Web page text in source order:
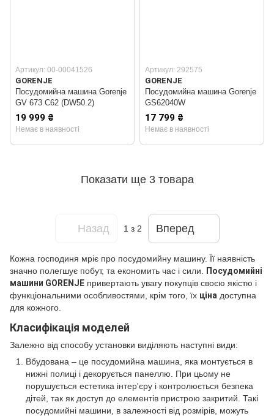
Артикул: 00-00041526
GORENJE
Посудомийна машина Gorenje
GV 673 C62 (DW50.2)
19 999 ₴
Немає в наявності
Артикул: 292575
GORENJE
Посудомийна машина Gorenje
GS62040W
17 799 ₴
Немає в наявності
Показати ще 3 товара
Назад 1 з 2 Вперед
Кожна господиня мріє про посудомийну машину. Її наявність
значно полегшує побут, та економить час і сили. Посудомийні
машини GORENJE привертають увагу покупців своєю якістю і
функціональними особливостями, крім того, їх ціна доступна
для кожного.
Класифікація моделей
Залежно від способу установки виділяють наступні види:
Вбудована – це посудомийна машина, яка монтується в
нижні полиці і декорується панеллю. При цьому не
порушується естетика інтер'єру і контролюється безпека
дітей, так як доступ до елементів пристрою закритий. Такі
посудомийні машини, в залежності від розмірів, можуть